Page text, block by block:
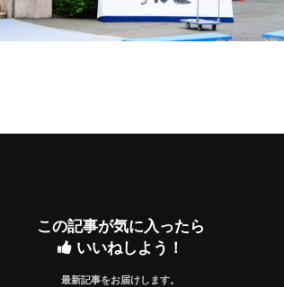
この記事が気に入ったら
いいねしよう！
最新記事をお届けします。